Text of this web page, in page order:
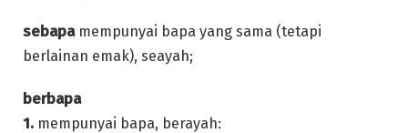
sebapamempunyai bapa yang sama (tetapi
berlainan emak), seayah;
berbapa
1. mempunyai bapa, berayah: